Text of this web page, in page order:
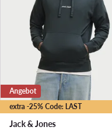
extra -25% Code: LAST
Angebot
Jack & Jones